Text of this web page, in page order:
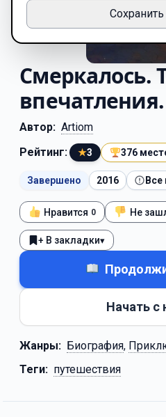
Смеркалось.
впечатления.
Автор: Artiom
Рейтинг:
★3 376
Завершено 2016 Все
Нравится 0 Не
+ В закладки▾
Начать с
Жанры: Биография,
Теги: путешествия